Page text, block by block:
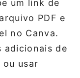
um link de
PDF e
no Canva.
adicionais de
ou usar